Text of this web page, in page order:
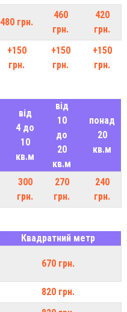
480 грн.
460
грн.
420
грн.
+150
грн.
+150
грн.
+150
грн.
від
4 до
10
кв.м
від
10
до
20
кв.м
понад
20
кв.м
300
грн.
270
грн.
240
грн.
Квадратний метр
670 грн.
820 грн.